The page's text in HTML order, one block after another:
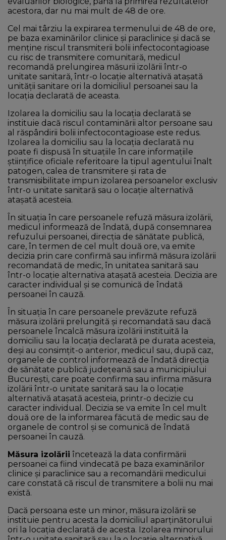
acestora, dar nu mai mult de 48 de ore.
Cel mai târziu la expirarea termenului de 48 de ore,
pe baza examinărilor clinice și paraclinice și dacă se
menține riscul transmiterii bolii infectocontagioase
cu risc de transmitere comunitară, medicul
recomandă prelungirea măsurii izolării într-o
unitate sanitară, într-o locație alternativă atașată
unității sanitare ori la domiciliul persoanei sau la
locația declarată de aceasta.
Izolarea la domiciliu sau la locația declarată se
instituie dacă riscul contaminării altor persoane sau
al răspândirii bolii infectocontagioase este redus.
Izolarea la domiciliu sau la locația declarată nu
poate fi dispusă în situațiile în care informațiile
științifice oficiale referitoare la tipul agentului înalt
patogen, calea de transmitere și rata de
transmisibilitate impun izolarea persoanelor exclusiv
într-o unitate sanitară sau o locație alternativă
atașată acesteia.
În situația în care persoanele refuză măsura izolării,
medicul informează de îndată, după consemnarea
refuzului persoanei, direcția de sănătate publică,
care, în termen de cel mult două ore, va emite
decizia prin care confirmă sau infirmă măsura izolării
recomandată de medic, în unitatea sanitară sau
într-o locație alternativa atașată acesteia. Decizia are
caracter individual și se comunică de îndată
persoanei în cauză.
În situația în care persoanele prevăzute refuză
măsura izolării prelungită și recomandată sau dacă
persoanele încalcă măsura izolării instituită la
domiciliu sau la locația declarată pe durata acesteia,
deși au consimțit-o anterior, medicul sau, după caz,
organele de control informează de îndată direcția
de sănătate publică județeană sau a municipiului
București, care poate confirma sau infirma măsura
izolării într-o unitate sanitară sau la o locație
alternativă atașată acesteia, printr-o decizie cu
caracter individual. Decizia se va emite în cel mult
două ore de la informarea făcută de medic sau de
organele de control și se comunică de îndată
persoanei în cauză.
Măsura izolării încetează la data confirmării
persoanei ca fiind vindecată pe baza examinărilor
clinice și paraclinice sau a recomandării medicului
care constată că riscul de transmitere a bolii nu mai
există.
Dacă persoana este un minor, măsura izolării se
instituie pentru acesta la domiciliul aparținătorului
ori la locația declarată de acesta. Izolarea minorului